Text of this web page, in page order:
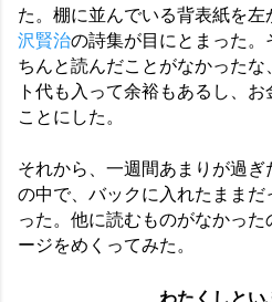
た。棚に並んでいる背表紙を左
沢賢治の詩集が目にとまった
ちんと読んだことがなかった
ト代も入って余裕もあるし、
ことにした。
それから、一週間あまりが過
の中で、バックに入れたまま
った。他に読むものがなかっ
ージをめくってみた。